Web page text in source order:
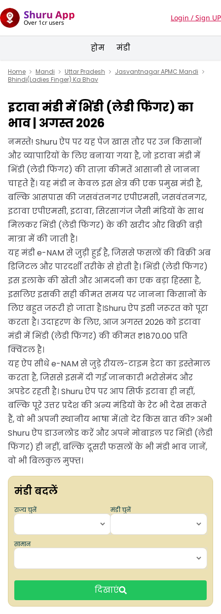
Shuru App
Over 1cr users
Login / Sign UP
होम मंडी
Home Mandi Uttar Pradesh
Jasvantnagar APMC Mandi
Bhindi(Ladies Finger) Ka Bhav
इटावा मंडी में भिंडी (लेडी फिंगर) का
भाव | अगस्त 2026
नमस्ते! Shuru ऐप पर यह पेज खास तौर पर उन किसानों
और व्यापारियों के लिए बनाया गया है, जो इटावा मंडी में
भिंडी (लेडी फिंगर) की ताज़ा कीमतें आसानी से जानना
चाहते हैं। यह मंडी न केवल इस क्षेत्र की एक प्रमुख मंडी है,
बल्कि आसपास की जसवंतनगर एपीएमसी, जसवंतनगर,
इटावा एपीएमसी, इटावा, सिरसागंज जैसी मंडियों के साथ
मिलकर भिंडी (लेडी फिंगर) के की खरीद और बिक्री बड़ी
मात्रा में की जाती है।
यह मंडी e-NAM से जुड़ी हुई है, जिससे फसलों की बिक्री अब
डिजिटल और पारदर्शी तरीके से होती है। भिंडी (लेडी फिंगर)
इस इलाके की खेती और आमदनी का एक बड़ा हिस्सा है,
इसलिए इसकी सही कीमत समय पर जानना किसानों के
लिए बहुत जरूरी हो जाता है।Shuru ऐप इसी जरूरत को पूरा
करता है। उदाहरण के लिए, आज अगस्त 2026 को इटावा
मंडी में भिंडी (लेडी फिंगर) की कीमत ₹1870.00 प्रति
क्विंटल है।
यह ऐप सीधे e-NAM से जुड़े रीयल-टाइम डेटा का इस्तेमाल
करता है, जिससे इसमें दी गई जानकारी भरोसेमंद और
अपडेट रहती है। Shuru ऐप पर आप सिर्फ इटावा ही नहीं,
बल्कि पूरे उत्तर प्रदेश की अन्य मंडियों के रेट भी देख सकते
हैं, वो भी अपनी स्थानीय भाषा में।तो देर किस बात की? अभी
Shuru ऐप डाउनलोड करें और अपने मोबाइल पर भिंडी (लेडी
फिंगर) ही नहीं, बल्कि दूसरी फसलों के भी मंडी भाव जानें,
वो भी बिलकुल मुफ्त।
मंडी बदलें
राज्य चुनें मंडी चुनें
सामान
दिखाएं